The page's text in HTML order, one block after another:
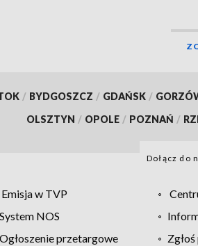
/ BYDGOSZCZ / GDAŃSK /
OLSZTYN / OPOLE / POZNAŃ /
Dołącz do
Emisja w TVP
System NOS
Ogłoszenie przetargowe